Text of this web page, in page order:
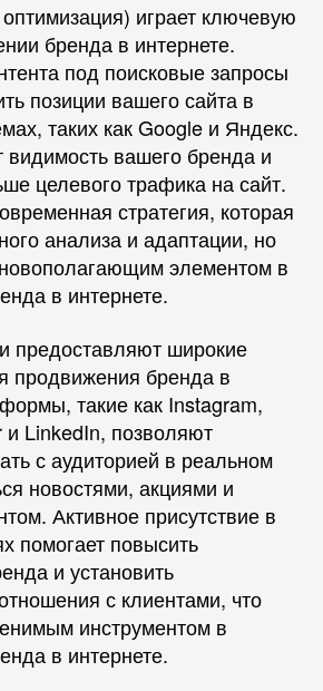
играет ключевую
бренда в интернете.
под поисковые запросы
позиции вашего сайта в
таких как Google и Яндекс.
видимость вашего бренда и
целевого трафика на сайт.
стратегия, которая
анализа и адаптации, но
элементом в
в интернете.
предоставляют широкие
продвижения бренда в
такие как Instagram,
и LinkedIn, позволяют
с аудиторией в реальном
новостями, акциями и
Активное присутствие в
помогает повысить
и установить
с клиентами, что
инструментом в
в интернете.